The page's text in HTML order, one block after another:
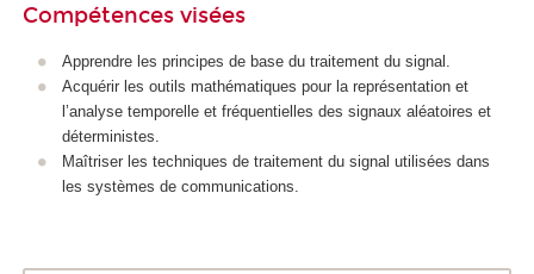
Compétences visées
Apprendre les principes de base du traitement du signal.
Acquérir les outils mathématiques pour la représentation et
l’analyse temporelle et fréquentielles des signaux aléatoires et
déterministes.
Maîtriser les techniques de traitement du signal utilisées dans
les systèmes de communications.